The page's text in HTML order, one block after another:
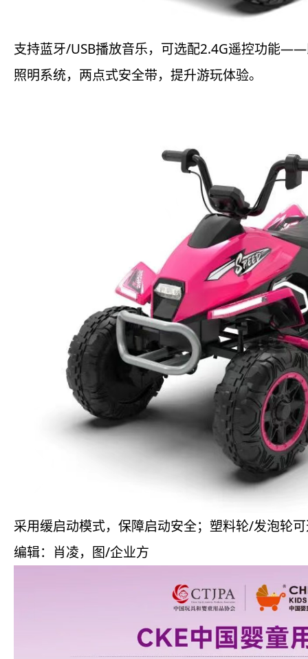
支持蓝牙/USB播放音乐，可选配2.4G遥控功能
照明系统，两点式安全带，提升游玩体验。
采用缓启动模式，保障启动安全；塑料轮/发泡轮
编辑：肖凌，图/企业方